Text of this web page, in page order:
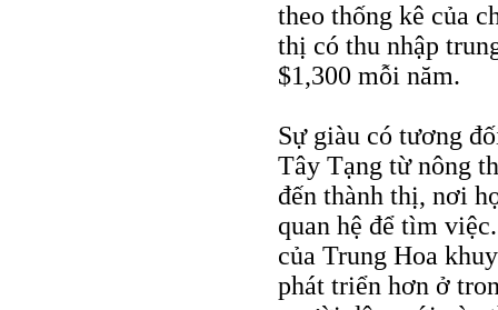
theo thống kê của
thị có thu nhập
$1,300 mỗi năm.
Sự giàu có tương
Tây Tạng từ nông
đến thành thị, nơi
quan hệ để tìm
của Trung Hoa
phát triển hơn ở